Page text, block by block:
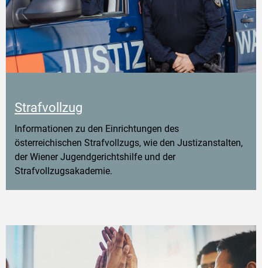
Strafvollzug
Informationen zu den Einrichtungen des
österreichischen Strafvollzugs, wie den Justizanstalten,
der Wiener Jugendgerichtshilfe und der
Strafvollzugsakademie.